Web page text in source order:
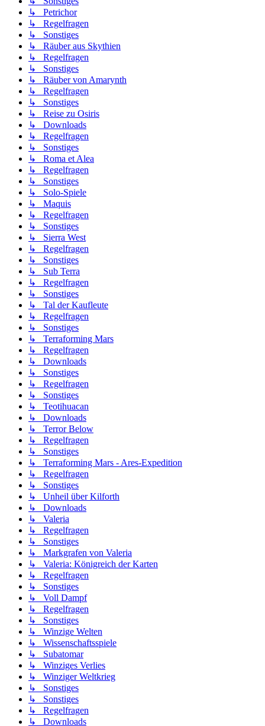
↳ Petrichor
↳ Regelfragen
↳ Sonstiges
↳ Räuber aus Skythien
↳ Regelfragen
↳ Sonstiges
↳ Räuber von Amarynth
↳ Regelfragen
↳ Sonstiges
↳ Reise zu Osiris
↳ Downloads
↳ Regelfragen
↳ Sonstiges
↳ Roma et Alea
↳ Regelfragen
↳ Sonstiges
↳ Solo-Spiele
↳ Maquis
↳ Regelfragen
↳ Sonstiges
↳ Sierra West
↳ Regelfragen
↳ Sonstiges
↳ Sub Terra
↳ Regelfragen
↳ Sonstiges
↳ Tal der Kaufleute
↳ Regelfragen
↳ Sonstiges
↳ Terraforming Mars
↳ Regelfragen
↳ Downloads
↳ Sonstiges
↳ Regelfragen
↳ Sonstiges
↳ Teotihuacan
↳ Downloads
↳ Terror Below
↳ Regelfragen
↳ Sonstiges
↳ Terraforming Mars - Ares-Expedition
↳ Regelfragen
↳ Sonstiges
↳ Unheil über Kilforth
↳ Downloads
↳ Valeria
↳ Regelfragen
↳ Sonstiges
↳ Markgrafen von Valeria
↳ Valeria: Königreich der Karten
↳ Regelfragen
↳ Sonstiges
↳ Voll Dampf
↳ Regelfragen
↳ Sonstiges
↳ Winzige Welten
↳ Wissenschaftsspiele
↳ Subatomar
↳ Winziges Verlies
↳ Winziger Weltkrieg
↳ Sonstiges
↳ Sonstiges
↳ Regelfragen
↳ Downloads